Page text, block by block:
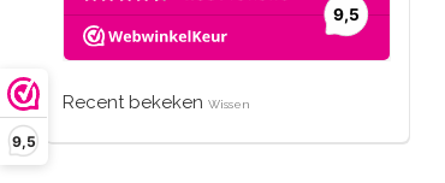
9,5
Recent bekeken Wissen